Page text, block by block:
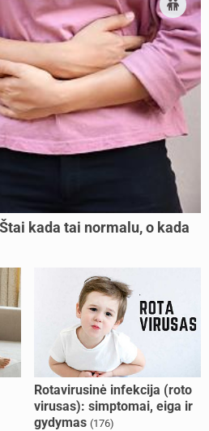
kada tai normalu, o kada
Rotavirusinė infekcija (roto
virusas): simptomai, eiga ir
gydymas (176)